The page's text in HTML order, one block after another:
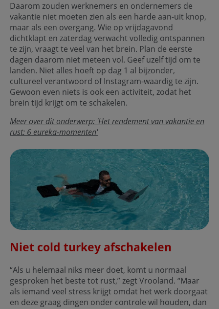
Daarom zouden werknemers en ondernemers de
vakantie niet moeten zien als een harde aan-uit knop,
maar als een overgang. Wie op vrijdagavond
dichtklapt en zaterdag verwacht volledig ontspannen
te zijn, vraagt te veel van het brein. Plan de eerste
dagen daarom niet meteen vol. Geef uzelf tijd om te
landen. Niet alles hoeft op dag 1 al bijzonder,
cultureel verantwoord of Instagram-waardig te zijn.
Gewoon even niets is ook een activiteit, zodat het
brein tijd krijgt om te schakelen.
Meer over dit onderwerp: 'Het rendement van vakantie en
rust: 6 eureka-momenten'
Niet cold turkey afschakelen
“Als u helemaal niks meer doet, komt u normaal
gesproken het beste tot rust,” zegt Vrooland. “Maar
als iemand veel stress krijgt omdat het werk doorgaat
en deze graag dingen onder controle wil houden, dan